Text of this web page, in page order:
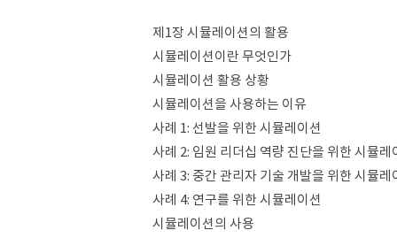
제1장 시뮬레이션의 활용
시뮬레이션이란 무엇인가
시뮬레이션 활용 상황
시뮬레이션을 사용하는 이유
사례 1: 선발을 위한 시뮬레이션
사례 2: 임원 리더십 역량 진단을 위한 시뮬레
사례 3: 중간 관리자 기술 개발을 위한 시뮬레
사례 4: 연구를 위한 시뮬레이션
시뮬레이션의 사용